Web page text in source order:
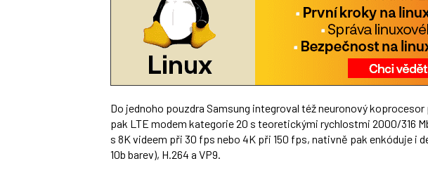
Do jednoho pouzdra Samsung integroval též neuronový
pak LTE modem kategorie 20 s teoretickými rychlostmi 2000/316
s 8K videem při 30 fps nebo 4K při 150 fps, nativně pak enkóduje i
10b barev), H.264 a VP9.